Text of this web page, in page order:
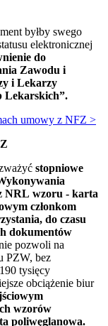
byłby swego
elektronicznej
do
Zawodu i
i Lekarzy
Lekarskich”.
umowy z NFZ >
stopniowe
NRL wzoru - karta
członkom
do czasu
dokumentów
pozwoli na
PZW, bez
tysięcy
obciążenie biur
wzorów
poliwęglanowa.